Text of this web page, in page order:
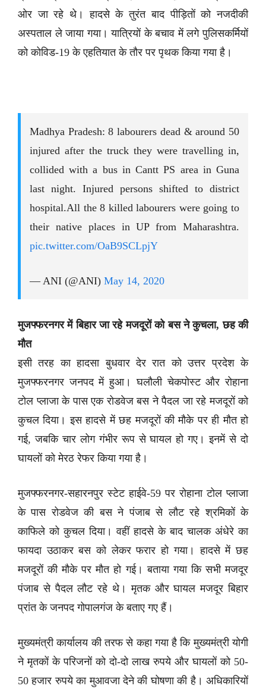
ओर जा रहे थे। हादसे के तुरंत बाद पीड़ितों को नजदीकी
अस्पताल ले जाया गया। यात्रियों के बचाव में लगे पुलिसकर्मियों
को कोविड-19 के एहतियात के तौर पर पृथक किया गया है।
Madhya Pradesh: 8 labourers dead & around 50
injured after the truck they were travelling in,
collided with a bus in Cantt PS area in Guna
last night. Injured persons shifted to district
hospital.All the 8 killed labourers were going to
their native places in UP from Maharashtra.
pic.twitter.com/OaB9SCLpjY
— ANI (@ANI) May 14, 2020
मुजफ्फरनगर में बिहार जा रहे मजदूरों को बस ने कुचला, छह की
मौत
इसी तरह का हादसा बुधवार देर रात को उत्तर प्रदेश के
मुजफ्फरनगर जनपद में हुआ। घलौली चेकपोस्ट और रोहाना
टोल प्लाजा के पास एक रोडवेज बस ने पैदल जा रहे मजदूरों को
कुचल दिया। इस हादसे में छह मजदूरों की मौके पर ही मौत हो
गई, जबकि चार लोग गंभीर रूप से घायल हो गए। इनमें से दो
घायलों को मेरठ रेफर किया गया है।
मुजफ्फरनगर-सहारनपुर स्टेट हाईवे-59 पर रोहाना टोल प्लाजा
के पास रोडवेज की बस ने पंजाब से लौट रहे श्रमिकों के
काफिले को कुचल दिया। वहीं हादसे के बाद चालक अंधेरे का
फायदा उठाकर बस को लेकर फरार हो गया। हादसे में छह
मजदूरों की मौके पर मौत हो गई। बताया गया कि सभी मजदूर
पंजाब से पैदल लौट रहे थे। मृतक और घायल मजदूर बिहार
प्रांत के जनपद गोपालगंज के बताए गए हैं।
मुख्यमंत्री कार्यालय की तरफ से कहा गया है कि मुख्यमंत्री योगी
ने मृतकों के परिजनों को दो-दो लाख रुपये और घायलों को 50-
50 हजार रुपये का मुआवजा देने की घोषणा की है। अधिकारियों